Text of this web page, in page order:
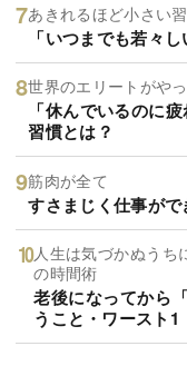
あきれるほど小さい
「いつまでも若々
世界のエリートがや
「休んでいるのに
習慣とは？
筋肉が全て
すさまじく仕事が
人生は気づかぬうち
の時間術
老後になってから
うこと・ワースト1